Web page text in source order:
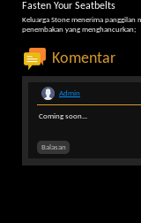
Fasten Your Seatbelts
Keluarga Stone menerima panggilan
penembakan yang menghancurkan;
Komentar
Admin
Coming soon...
Balasan